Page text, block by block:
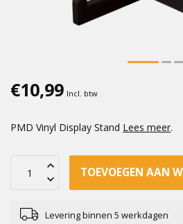
€10,99 Incl. btw
PMD Vinyl Display Stand Lees meer.
TOEVOEGEN AAN
Levering binnen 5 werkdagen